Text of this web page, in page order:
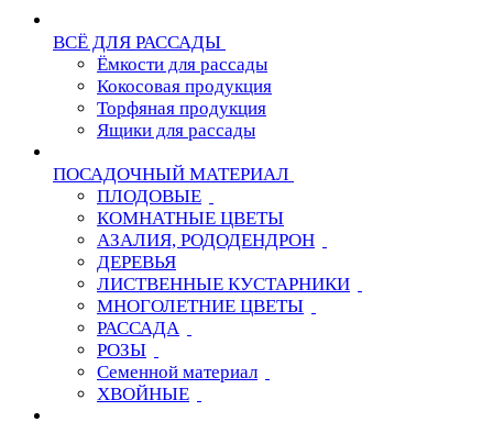
ВСЁ ДЛЯ РАССАДЫ
Ёмкости для рассады
Кокосовая продукция
Торфяная продукция
Ящики для рассады
ПОСАДОЧНЫЙ МАТЕРИАЛ
ПЛОДОВЫЕ
КОМНАТНЫЕ ЦВЕТЫ
АЗАЛИЯ, РОДОДЕНДРОН
ДЕРЕВЬЯ
ЛИСТВЕННЫЕ КУСТАРНИКИ
МНОГОЛЕТНИЕ ЦВЕТЫ
РАССАДА
РОЗЫ
Семенной материал
ХВОЙНЫЕ